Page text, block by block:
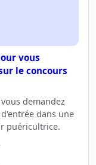
vous
le concours
demandez
dans une
puéricultrice.